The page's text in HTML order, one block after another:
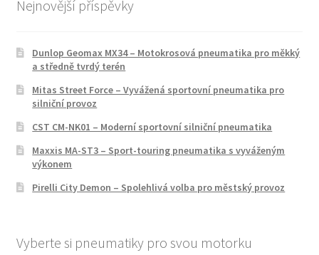
Nejnovější příspěvky
Dunlop Geomax MX34 – Motokrosová pneumatika pro měkký
a středně tvrdý terén
Mitas Street Force – Vyvážená sportovní pneumatika pro
silniční provoz
CST CM-NK01 – Moderní sportovní silniční pneumatika
Maxxis MA-ST3 – Sport-touring pneumatika s vyváženým
výkonem
Pirelli City Demon – Spolehlivá volba pro městský provoz
Vyberte si pneumatiky pro svou motorku